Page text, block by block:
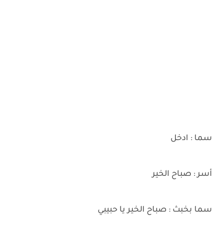
سما : ادخل
أسر : صباح الخير
سما بخبث : صباح الخير يا حبيبي